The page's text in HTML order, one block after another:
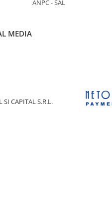
ANPC - SAL
MEDIA
CAPITAL S.R.L.